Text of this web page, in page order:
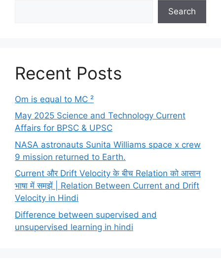
Search
Recent Posts
Om is equal to MC ²
May 2025 Science and Technology Current
Affairs for BPSC & UPSC
NASA astronauts Sunita Williams space x crew
9 mission returned to Earth.
Current और Drift Velocity के बीच Relation को आसान
भाषा में समझें | Relation Between Current and Drift
Velocity in Hindi
Difference between supervised and
unsupervised learning in hindi